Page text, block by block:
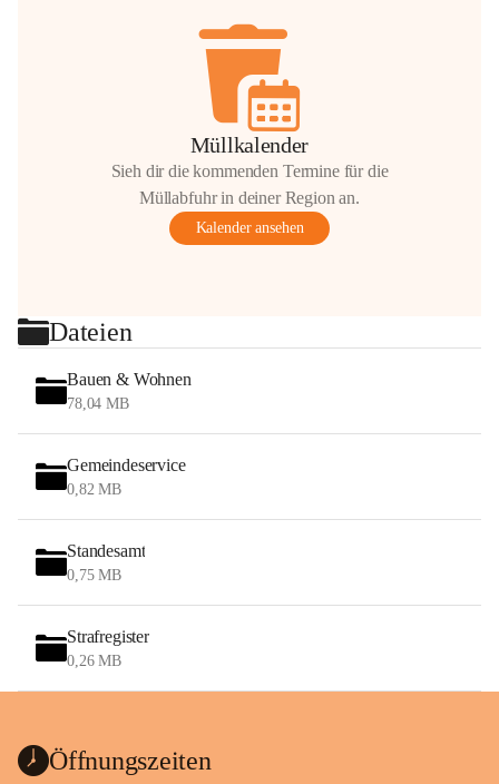
Müllkalender
Sieh dir die kommenden Termine für die
Müllabfuhr in deiner Region an.
Kalender ansehen
Dateien
Bauen & Wohnen
78,04 MB
Gemeindeservice
0,82 MB
Standesamt
0,75 MB
Strafregister
0,26 MB
Öffnungszeiten